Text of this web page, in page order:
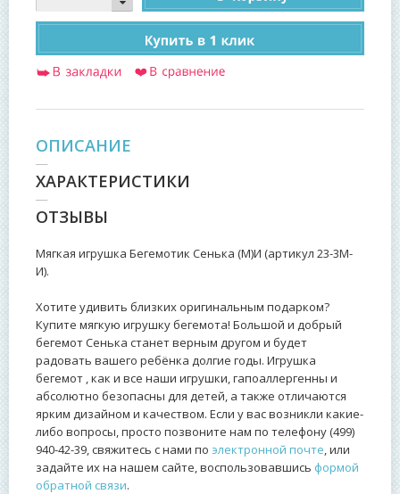
ОПИСАНИЕ
ХАРАКТЕРИСТИКИ
ОТЗЫВЫ
Мягкая игрушка Бегемотик Сенька (М)И (артикул 23-3М-
И).
Хотите удивить близких оригинальным подарком?
Купите мягкую игрушку бегемота! Большой и добрый
бегемот Сенька станет верным другом и будет
радовать вашего ребёнка долгие годы. Игрушка
бегемот , как и все наши игрушки, гапоаллергенны и
абсолютно безопасны для детей, а также отличаются
ярким дизайном и качеством. Если у вас возникли какие-
либо вопросы, просто позвоните нам по телефону (499)
940-42-39, свяжитесь с нами по электронной почте , или
задайте их на нашем сайте, воспользовавшись формой
обратной связи.